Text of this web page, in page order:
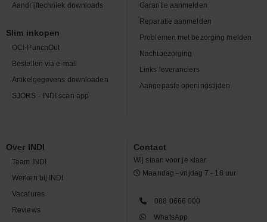
Aandrijftechniek downloads
Slim inkopen
OCI-PunchOut
Bestellen via e-mail
Artikelgegevens downloaden
SJORS - INDI scan app
Garantie aanmelden
Reparatie aanmelden
Problemen met bezorging melden
Nachtbezorging
Links leveranciers
Aangepaste openingstijden
Over INDI
Team INDI
Werken bij INDI
Vacatures
Reviews
Contact
Wij staan voor je klaar.
Maandag - vrijdag 7 - 18 uur
088 0666 000
WhatsApp